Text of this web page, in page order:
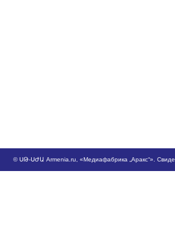
©ՍԹ-ՍԺԱ Armenia.ru , «Медиафабрика „Аракс“».